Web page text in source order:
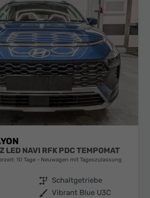
LED NAVI RFK PDC TEMPOMAT
10 Tage Neuwagen mit Tageszulassung
Getriebe Schaltgetriebe
Außenfarbe Vibrant Blue U3C